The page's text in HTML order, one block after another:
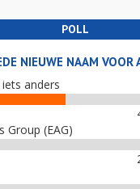
POLL
NIEUWE NAAM VOOR
anders
Group (EAG)